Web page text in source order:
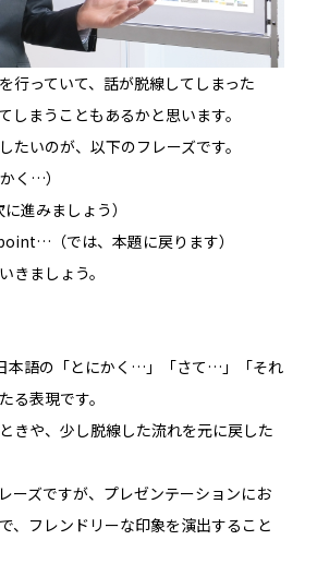
行っていて、話が脱線してしまった
しまうこともあるかと思います。
たいのが、以下のフレーズです。
く…）
進みましょう）
（では、本題に戻ります）
きましょう。
本語の「とにかく…」「さて…」「それ
る表現です。
きや、少し脱線した流れを元に戻した
ーズですが、プレゼンテーションにお
、フレンドリーな印象を演出すること